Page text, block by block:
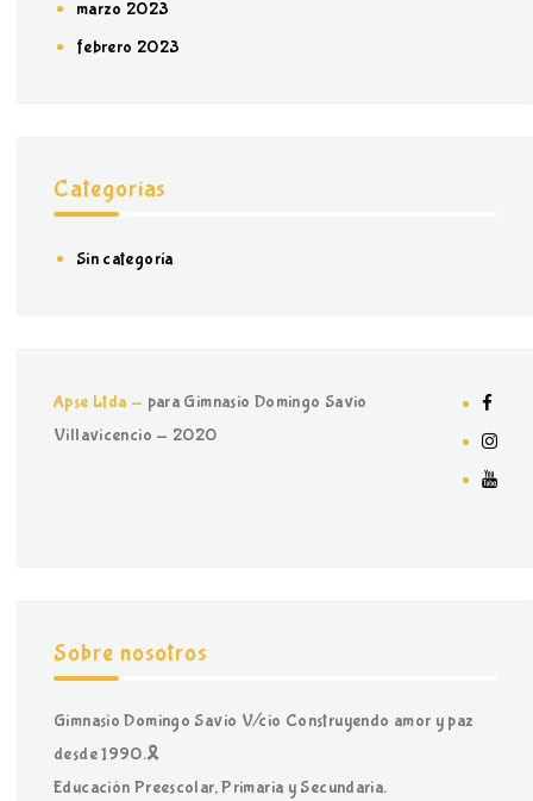
marzo 2023
febrero 2023
Categorías
Sin categoría
Apse Ltda - para Gimnasio Domingo Savio
Villavicencio - 2020
Sobre nosotros
Gimnasio Domingo Savio V/cio Construyendo amor y paz
desde 1990.🎗
Educación Preescolar, Primaria y Secundaria.